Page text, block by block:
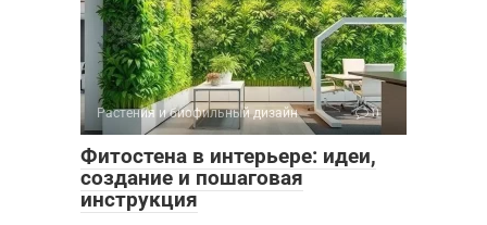
Растения и биофильный дизайн 0
Фитостена в интерьере: идеи,
создание и пошаговая
инструкция